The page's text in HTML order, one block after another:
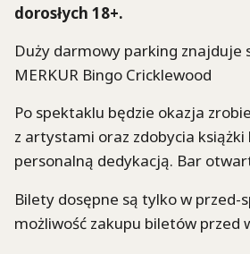
dorosłych 18+.
Duży darmowy parking znajduje
MERKUR Bingo Cricklewood
Po spektaklu będzie okazja
z artystami oraz zdobycia książki
personalną dedykacją. Bar
Bilety dosępne są tylko w przed-
możliwość zakupu biletów przed